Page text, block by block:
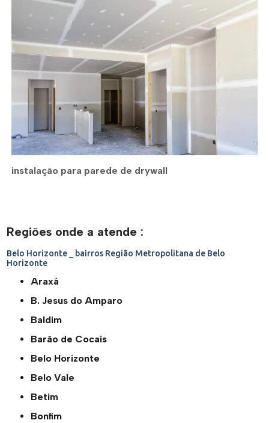
instalação para parede de drywall
Regiões onde a atende :
Belo Horizonte _ bairros Região Metropolitana de Belo
Horizonte
Araxá
B. Jesus do Amparo
Baldim
Barão de Cocais
Belo Horizonte
Belo Vale
Betim
Bonfim